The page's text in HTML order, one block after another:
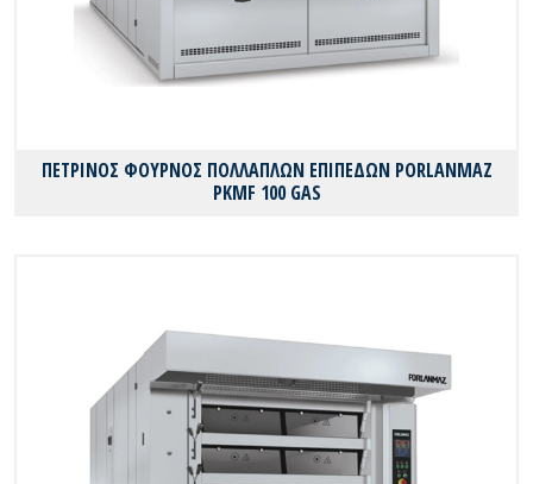
ΠΕΤΡΙΝΟΣ ΦΟΥΡΝΟΣ ΠΟΛΛΑΠΛΩΝ ΕΠΙΠΕΔΩΝ PORLANMAZ
PKMF 100 GAS